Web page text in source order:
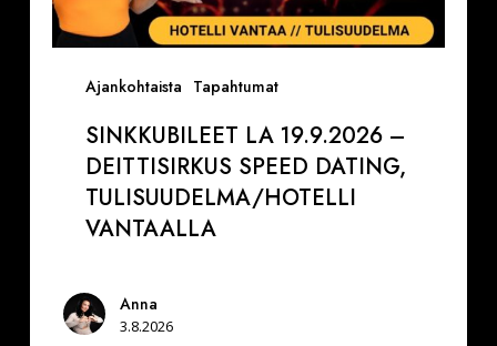
Ajankohtaista Tapahtumat
SINKKUBILEET LA 19.9.2026 –
DEITTISIRKUS SPEED DATING,
TULISUUDELMA/HOTELLI
VANTAALLA
Anna
3.8.2026